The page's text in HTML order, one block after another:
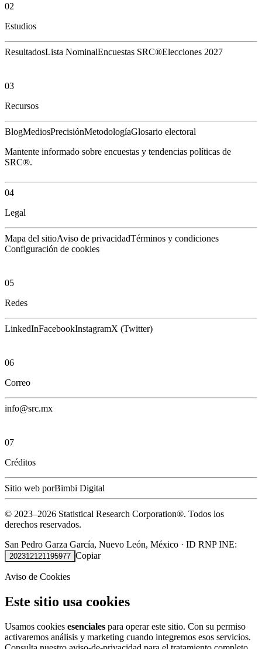
02
Estudios
ResultadosLista NominalEncuestas SRC®Elecciones 2027
03
Recursos
BlogMediosPrecisiónMetodologíaGlosario electoral
Mantente informado sobre encuestas y tendencias políticas de
SRC®.
04
Legal
Mapa del sitioAviso de privacidadTérminos y condiciones
Configuración de cookies
05
Redes
LinkedInFacebookInstagramX (Twitter)
06
Correo
info@src.mx
07
Créditos
Sitio web porBimbi Digital
© 2023–2026 Statistical Research Corporation®. Todos los
derechos reservados.
San Pedro Garza García, Nuevo León, México · ID RNP INE:
202312121195977 Copiar
Aviso de Cookies
Este sitio usa cookies
Usamos cookies esenciales para operar este sitio. Con su permiso
activaremos análisis y marketing cuando integremos esos servicios.